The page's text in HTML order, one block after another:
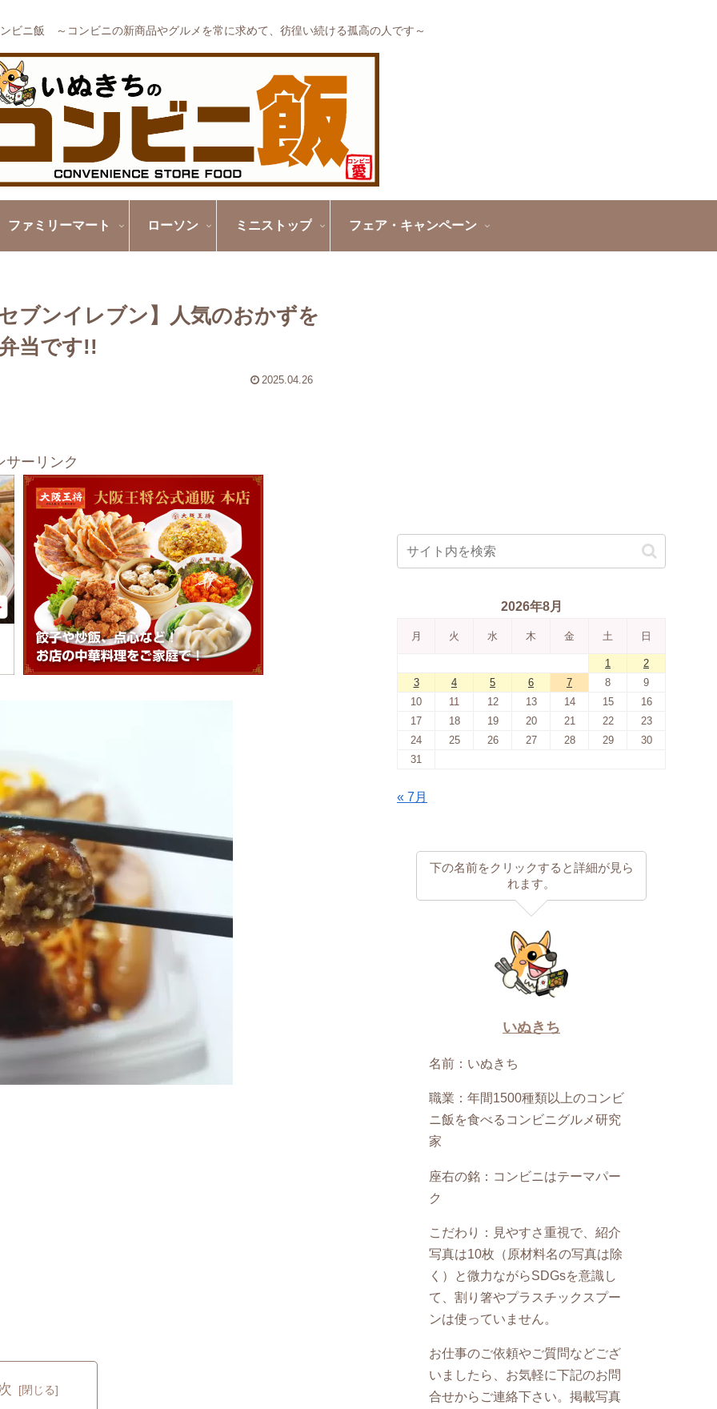
ビニ飯 ～コンビニの新商品やグルメを常に求めて、彷徨い続ける孤高の人です～
ファミリーマート ローソン ミニストップ フェア・キャンペーン
ブンイレブン】人気のおかずを
当です!!
2025.04.26
サーリンク
2026年8月
月 火 水 木 金 土 日
1
2
3
4 5 6 7 8
9
10
11 12 13 14 15
16
17
18 19 20 21 22
23
24
25 26 27 28 29
30
31
« 7月
下の名前をクリックすると詳細が見ら
れます。
いぬきち
名前：いぬきち
職業：年間1500種類以上のコンビ
ニ飯を食べるコンビニグルメ研究
家
座右の銘：コンビニはテーマパー
ク
こだわり：見やすさ重視で、紹介
写真は10枚（原材料名の写真は除
く）と微力ながらSDGsを意識し
て、割り箸やプラスチックスプー
ンは使っていません。
お仕事のご依頼やご質問などござ
いましたら、お気軽に下記のお問
合せからご連絡下さい。掲載写真